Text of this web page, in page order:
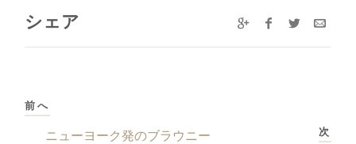
シェア
前へ
ニューヨーク発のブラウニー
次